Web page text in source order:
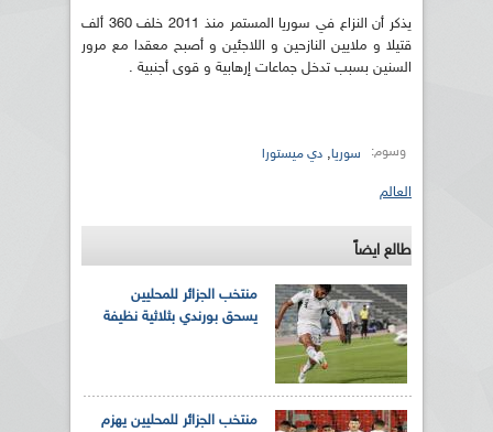
يذكر أن النزاع في سوريا المستمر منذ 2011 خلف 360 ألف
قتيلا و ملايين النازحين و اللاجئين و أصبح معقدا مع مرور
السنين بسبب تدخل جماعات إرهابية و قوى أجنبية .
وسوم: سوريا, دي ميستورا
العالم
طالع ايضاً
منتخب الجزائر للمحليين
يسحق بورندي بثلاثية نظيفة
منتخب الجزائر للمحليين يهزم